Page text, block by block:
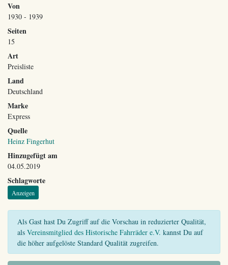
Von
1930 - 1939
Seiten
15
Art
Preisliste
Land
Deutschland
Marke
Express
Quelle
Heinz Fingerhut
Hinzugefügt am
04.05.2019
Schlagworte
Anzeigen
Als Gast hast Du Zugriff auf die Vorschau in reduzierter Qualität,
als Vereinsmitglied des Historische Fahrräder e.V. kannst Du auf
die höher aufgelöste Standard Qualität zugreifen.